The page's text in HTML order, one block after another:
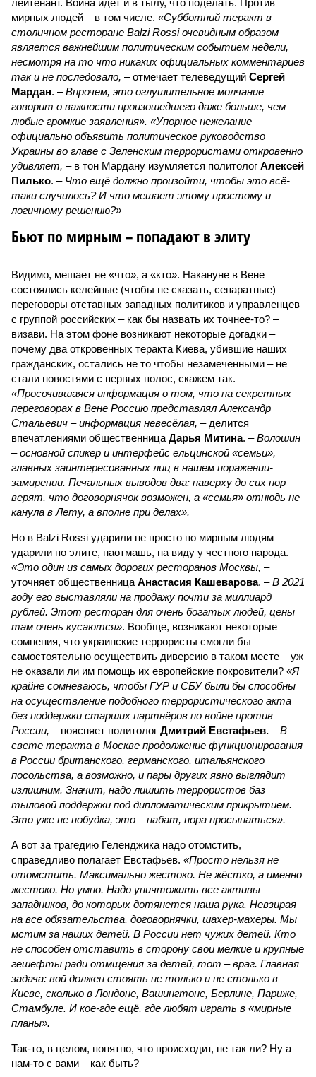
лейтенант. Война идёт и в тылу, что поделать. Против
мирных людей – в том числе. «Субботний теракт в
столичном ресторане Balzi Rossi очевидным образом
является важнейшим политическим событием недели,
несмотря на то что никаких официальных комментариев
так и не последовало, – отмечает телеведущий Сергей
Мардан. –Впрочем, это оглушительное молчание
говорит о важности произошедшего даже больше, чем
любые громкие заявления». «Упорное нежелание
официально объявить политическое руководство
Украины во главе с Зеленским террористами откровенно
удивляет, – в тон Мардану изумляется политолог Алексей
Пилько. – Что ещё должно произойти, чтобы это всё-
таки случилось? И что мешает этому простому и
логичному решению?»
Бьют по мирным – попадают в элиту
Видимо, мешает не «что», а «кто». Накануне в Вене
состоялись келейные (чтобы не сказать, сепаратные)
переговоры отставных западных политиков и управленцев
с группой российских – как бы назвать их точнее-то? –
визави. На этом фоне возникают некоторые догадки –
почему два откровенных теракта Киева, убившие наших
гражданских, остались не то чтобы незамеченными – не
стали новостями с первых полос, скажем так.
«Просочившаяся информация о том, что на секретных
переговорах в Вене Россию представлял Александр
Стальевич – информация невесёлая, – делится
впечатлениями общественница Дарья Митина. –Волошин
– основной спикер и интерфейс ельцинской «семьи»,
главных заинтересованных лиц в нашем поражении-
замирении. Печальных выводов два: наверху до сих пор
верят, что договорнячок возможен, а «семья» отнюдь не
канула в Лету, а вполне при делах».
Но в Balzi Rossi ударили не просто по мирным людям –
ударили по элите, наотмашь, на виду у честного народа.
«Это один из самых дорогих ресторанов Москвы, –
уточняет общественница Анастасия Кашеварова. –В 2021
году его выставляли на продажу почти за миллиард
рублей. Этот ресторан для очень богатых людей, цены
там очень кусаются». Вообще, возникают некоторые
сомнения, что украинские террористы смогли бы
самостоятельно осуществить диверсию в таком месте – уж
не оказали ли им помощь их европейские покровители? «Я
крайне сомневаюсь, чтобы ГУР и СБУ были бы способны
на осуществление подобного террористического акта
без поддержки старших партнёров по войне против
России, – поясняет политолог Дмитрий Евстафьев. –В
свете теракта в Москве продолжение функционирования
в России британского, германского, итальянского
посольства, а возможно, и пары других явно выглядит
излишним. Значит, надо лишить террористов баз
тыловой поддержки под дипломатическим прикрытием.
Это уже не побудка, это – набат, пора просыпаться».
А вот за трагедию Геленджика надо отомстить,
справедливо полагает Евстафьев. «Просто нельзя не
отомстить. Максимально жестоко. Не жёстко, а именно
жестоко. Но умно. Надо уничтожить все активы
западников, до которых дотянется наша рука. Невзирая
на все обязательства, договорнячки, шахер-махеры. Мы
мстим за наших детей. В России нет чужих детей. Кто
не способен отставить в сторону свои мелкие и крупные
гешефты ради отмщения за детей, тот – враг. Главная
задача: вой должен стоять не только и не столько в
Киеве, сколько в Лондоне, Вашингтоне, Берлине, Париже,
Стамбуле. И кое-где ещё, где любят играть в «мирные
планы».
Так-то, в целом, понятно, что происходит, не так ли? Ну а
нам-то с вами – как быть?